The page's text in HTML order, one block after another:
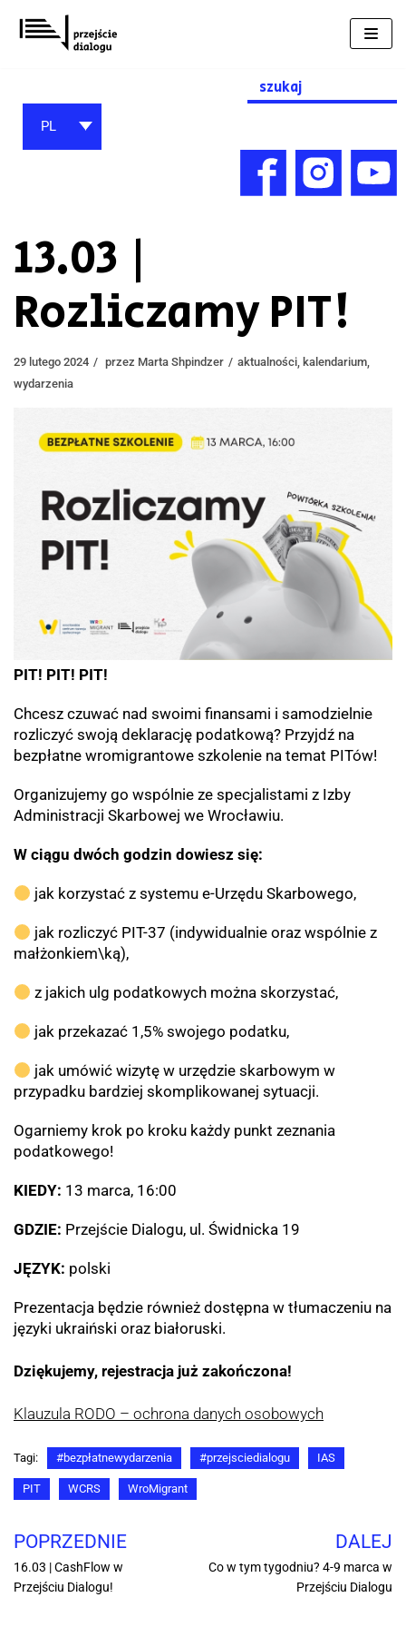
Przejdź
do
Search
for:
PL
13.03 |
Rozliczamy PIT!
29 lutego 2024 przez Marta Shpindzer aktualności kalendarium
wydarzenia
PIT! PIT! PIT!
Chcesz czuwać nad swoimi finansami i samodzielnie
rozliczyć swoją deklarację podatkową? Przyjdź na
bezpłatne wromigrantowe szkolenie na temat PITów!
Organizujemy go wspólnie ze specjalistami z Izby
Administracji Skarbowej we Wrocławiu.
W ciągu dwóch godzin dowiesz się:
jak korzystać z systemu e-Urzędu Skarbowego,
jak rozliczyć PIT-37 (indywidualnie oraz wspólnie z
małżonkiem\ką),
z jakich ulg podatkowych można skorzystać,
jak przekazać 1,5% swojego podatku,
jak umówić wizytę w urzędzie skarbowym w
przypadku bardziej skomplikowanej sytuacji.
Ogarniemy krok po kroku każdy punkt zeznania
podatkowego!
KIEDY: 13 marca, 16:00
GDZIE: Przejście Dialogu, ul. Świdnicka 19
JĘZYK: polski
Prezentacja będzie również dostępna w tłumaczeniu na
języki ukraiński oraz białoruski.
Dziękujemy, rejestracja już zakończona!
Klauzula RODO – ochrona danych osobowych
Tagi: #bezpłatnewydarzenia #przejsciedialogu IAS
PIT WCRS WroMigrant
POPRZEDNIE
16.03 | CashFlow w
Przejściu Dialogu!
DALEJ
Co w tym tygodniu? 4-9 marca w
Przejściu Dialogu